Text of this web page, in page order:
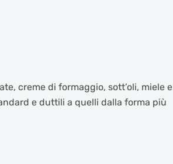
creme di formaggio, sott’oli, miele e
e duttili a quelli dalla forma più